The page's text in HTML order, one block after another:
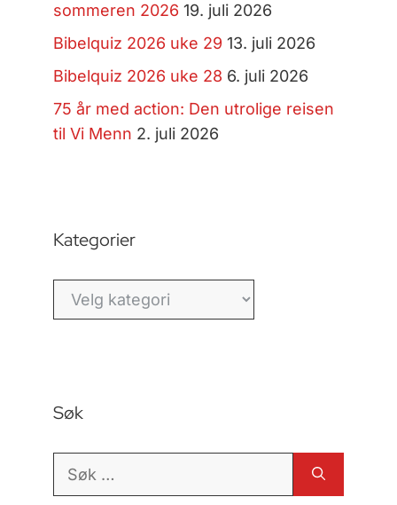
sommeren 2026 19. juli 2026
Bibelquiz 2026 uke 29 13. juli 2026
Bibelquiz 2026 uke 28 6. juli 2026
75 år med action: Den utrolige reisen
til Vi Menn 2. juli 2026
Kategorier
Kategorier
Søk
Søk